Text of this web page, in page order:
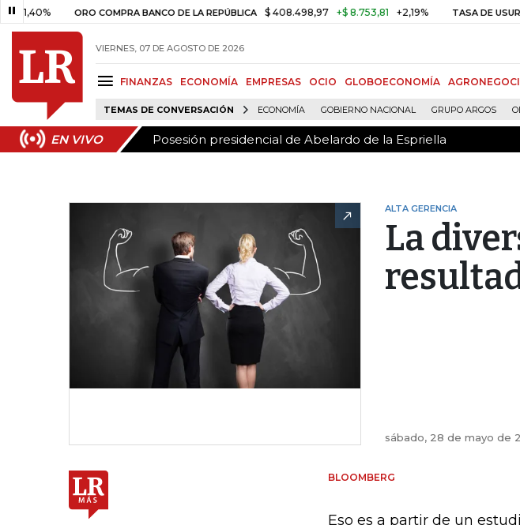
ORO COMPRA BANCO DE LA REPÚBLICA $ 408.498,97 +$ 8.753,81 +2,19% TASA DE USURA
VIERNES, 07 DE AGOSTO DE 2026
FINANZAS ECONOMÍA EMPRESAS OCIO GLOBOECONOMÍA
TEMAS DE CONVERSACIÓN ECONOMÍA GOBIERNO NACIONAL GRUPO ARGOS
EN VIVO Posesión presidencial de Abelardo de la Espriella
EN VIVO Posesión presidencial de Abelardo de la Espriella
ALTA GERENCIA
La
sábado, 28 de mayo de
BLOOMBERG
Eso es a partir de un